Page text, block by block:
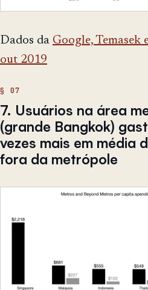
Dados da Google, Temasek
out 2019
7. Usuários na área
(grande Bangkok)
vezes mais em média
fora da metrópole